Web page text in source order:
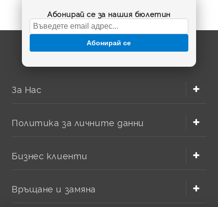
Абонирай се за нашия бюлетин
Абонирай се
За Нас
Политика за личните данни
Бизнес клиенти
Връщане и замяна